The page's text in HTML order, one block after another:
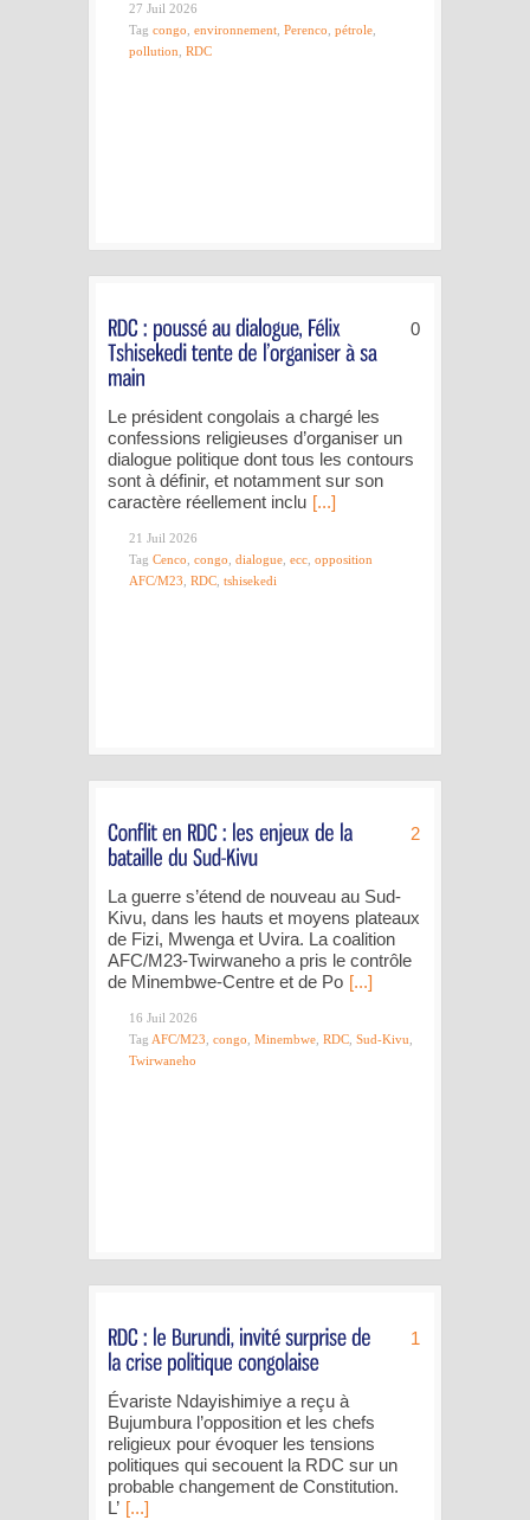
27 Juil 2026
Tag congo environnement Perenco pétrole
pollution RDC
0
Le président congolais a chargé les
confessions religieuses d’organiser un
dialogue politique dont tous les contours
sont à définir, et notamment sur son
caractère réellement inclu [...]
21 Juil 2026
Tag Cenco, congo, dialogue, ecc, opposition
AFC/M23, RDC, tshisekedi
2
La guerre s’étend de nouveau au Sud-
Kivu, dans les hauts et moyens plateaux
de Fizi, Mwenga et Uvira. La coalition
AFC/M23-Twirwaneho a pris le contrôle
de Minembwe-Centre et de Po [...]
16 Juil 2026
Tag AFC/M23 congo Minembwe RDC Sud-Kivu
Twirwaneho
1
Évariste Ndayishimiye a reçu à
Bujumbura l’opposition et les chefs
religieux pour évoquer les tensions
politiques qui secouent la RDC sur un
probable changement de Constitution.
L’ [...]